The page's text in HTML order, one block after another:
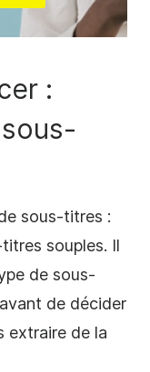
:
sous-titres :
souples. Il
de sous-
de décider
extraire de la